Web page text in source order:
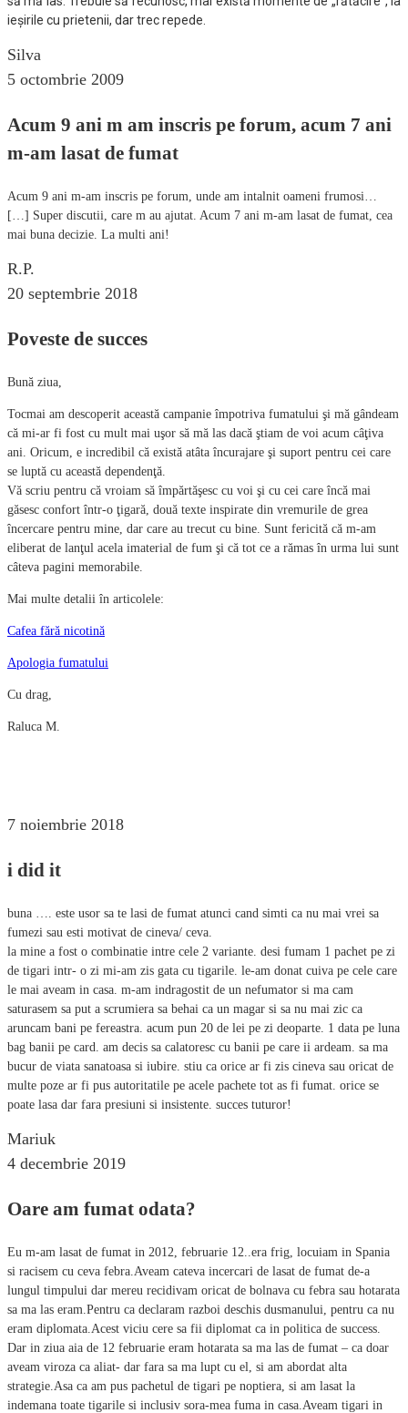
ieșirile cu prietenii, dar trec repede.
Silva
5 octombrie 2009
Acum 9 ani m am inscris pe forum, acum 7 ani
m-am lasat de fumat
Acum 9 ani m-am inscris pe forum, unde am intalnit oameni frumosi…
[…] Super discutii, care m au ajutat. Acum 7 ani m-am lasat de fumat, cea
mai buna decizie. La multi ani!
R.P.
20 septembrie 2018
Poveste de succes
Bună ziua,
Tocmai am descoperit această campanie împotriva fumatului şi mă gândeam
că mi-ar fi fost cu mult mai uşor să mă las dacă ştiam de voi acum câţiva
ani. Oricum, e incredibil că există atâta încurajare şi suport pentru cei care
se luptă cu această dependenţă.
Vă scriu pentru că vroiam să împărtăşesc cu voi şi cu cei care încă mai
găsesc confort într-o ţigară, două texte inspirate din vremurile de grea
încercare pentru mine, dar care au trecut cu bine. Sunt fericită că m-am
eliberat de lanţul acela imaterial de fum şi că tot ce a rămas în urma lui sunt
câteva pagini memorabile.
Mai multe detalii în articolele:
Cafea fără nicotină
Apologia fumatului
Cu drag,
Raluca M.
7 noiembrie 2018
i did it
buna …. este usor sa te lasi de fumat atunci cand simti ca nu mai vrei sa
fumezi sau esti motivat de cineva/ ceva.
la mine a fost o combinatie intre cele 2 variante. desi fumam 1 pachet pe zi
de tigari intr- o zi mi-am zis gata cu tigarile. le-am donat cuiva pe cele care
le mai aveam in casa. m-am indragostit de un nefumator si ma cam
saturasem sa put a scrumiera sa behai ca un magar si sa nu mai zic ca
aruncam bani pe fereastra. acum pun 20 de lei pe zi deoparte. 1 data pe luna
bag banii pe card. am decis sa calatoresc cu banii pe care ii ardeam. sa ma
bucur de viata sanatoasa si iubire. stiu ca orice ar fi zis cineva sau oricat de
multe poze ar fi pus autoritatile pe acele pachete tot as fi fumat. orice se
poate lasa dar fara presiuni si insistente. succes tuturor!
Mariuk
4 decembrie 2019
Oare am fumat odata?
Eu m-am lasat de fumat in 2012, februarie 12..era frig, locuiam in Spania
si racisem cu ceva febra.Aveam cateva incercari de lasat de fumat de-a
lungul timpului dar mereu recidivam oricat de bolnava cu febra sau hotarata
sa ma las eram.Pentru ca declaram razboi deschis dusmanului, pentru ca nu
eram diplomata.Acest viciu cere sa fii diplomat ca in politica de success.
Dar in ziua aia de 12 februarie eram hotarata sa ma las de fumat – ca doar
aveam viroza ca aliat- dar fara sa ma lupt cu el, si am abordat alta
strategie.Asa ca am pus pachetul de tigari pe noptiera, si am lasat la
indemana toate tigarile si inclusiv sora-mea fuma in casa.Aveam tigari in